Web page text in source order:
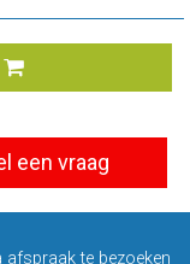
een vraag
afspraak te bezoeken